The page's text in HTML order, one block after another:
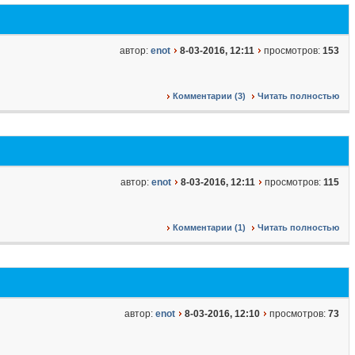
автор: enot 8-03-2016, 12:11 просмотров: 153
Комментарии (3) Читать полностью
автор: enot 8-03-2016, 12:11 просмотров: 115
Комментарии (1) Читать полностью
автор: enot 8-03-2016, 12:10 просмотров: 73